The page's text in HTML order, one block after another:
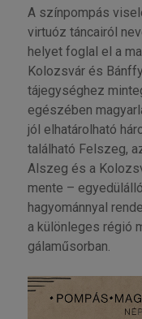
A színpompás
virtuóz táncairól
helyet foglal el a
Kolozsvár és
tájegységhez
egészében
jól elhatárolható
található Felszeg,
Alszeg és a
mente –
hagyománnyal
a különleges régió
gálaműsorban.